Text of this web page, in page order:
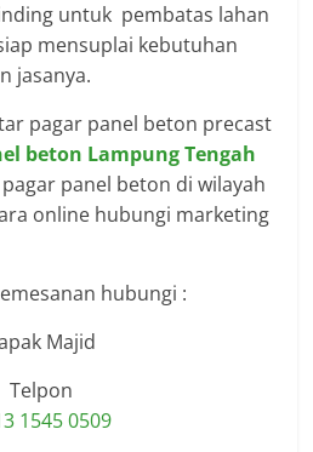
untuk pembatas lahan
mensuplai kebutuhan
jasanya.
pagar panel beton precast
beton Lampung Tengah
panel beton di wilayah
online hubungi marketing
hubungi :
Majid
Telpon
1545 0509